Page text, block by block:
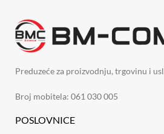
Preduzeće za proizvodnju, trgovinu i
Broj mobitela: 061 030 005
POSLOVNICE